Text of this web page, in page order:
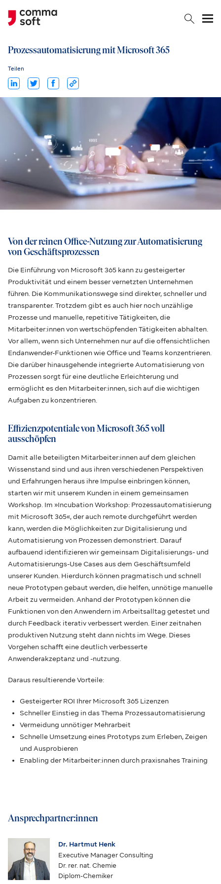
Prozess­automatisierung mit Microsoft 365
Teilen
Von der reinen Office-Nutzung zur Automatisierung
von Geschäftsprozessen
Die Einführung von Microsoft 365 kann zu gesteigerter
Produktivität und einem besser vernetzten Unternehmen
führen. Die Kommunikationswege sind direkter, schneller und
transparenter. Trotzdem gibt es auch hier noch unzählige
Prozesse und manuelle, repetitive Tätigkeiten, die
Mitarbeiter:innen von wertschöpfenden Tätigkeiten abhalten.
Vor allem, wenn sich Unternehmen nur auf die offensichtlichen
Endanwender-Funktionen wie Office und Teams konzentrieren.
Die darüber hinausgehende integrierte Automatisierung von
Prozessen sorgt für eine deutliche Erleichterung und
ermöglicht es den Mitarbeiter:innen, sich auf die wichtigen
Aufgaben zu konzentrieren.
Effizienzpotentiale von Microsoft 365 voll
ausschöpfen
Damit alle beteiligten Mitarbeiter:innen auf dem gleichen
Wissenstand sind und aus ihren verschiedenen Perspektiven
und Erfahrungen heraus ihre Impulse einbringen können,
starten wir mit unserem Kunden in einem gemeinsamen
Workshop. Im »Incubation Workshop: Prozessautomatisierung
mit Microsoft 365«, der auch remote durchgeführt werden
kann, werden die Möglichkeiten zur Digitalisierung und
Automatisierung von Prozessen demonstriert. Darauf
aufbauend identifizieren wir gemeinsam Digitalisierungs- und
Automatisierungs-Use Cases aus dem Geschäftsumfeld
unserer Kunden. Hierdurch können pragmatisch und schnell
neue Prototypen gebaut werden, die helfen, unnötige manuelle
Arbeit zu vermeiden. Anhand der Prototypen können die
Funktionen von den Anwendern im Arbeitsalltag getestet und
durch Feedback iterativ verbessert werden. Einer zeitnahen
produktiven Nutzung steht dann nichts im Wege. Dieses
Vorgehen schafft eine deutlich verbesserte
Anwenderakzeptanz und -nutzung.
Daraus resultierende Vorteile:
Gesteigerter ROI Ihrer Microsoft 365 Lizenzen
Schneller Einstieg in das Thema Prozessautomatisierung
Vermeidung unnötiger Mehrarbeit
Schnelle Umsetzung eines Prototyps zum Erleben, Zeigen
und Ausprobieren
Enabling der Mitarbeiter:innen durch praxisnahes Training
Ansprechpartner:innen
Dr. Hartmut Henk
Executive Manager Consulting
Dr. rer. nat. Chemie
Diplom-Chemiker